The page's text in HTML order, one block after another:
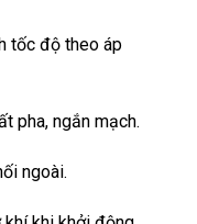
tốc độ theo áp
pha, ngắn mạch.
ngoài.